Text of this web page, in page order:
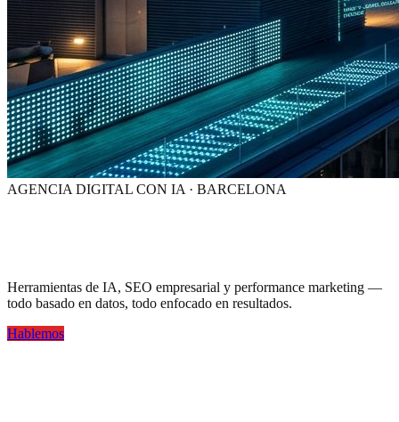
AGENCIA DIGITAL CON IA · BARCELONA
Herramientas de IA, SEO empresarial y performance marketing —
todo basado en datos, todo enfocado en resultados.
Hablemos